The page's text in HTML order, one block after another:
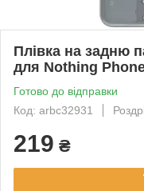
Плівка на задню
для Nothing
Готово до відправки
Код: arbc32931
219 ₴